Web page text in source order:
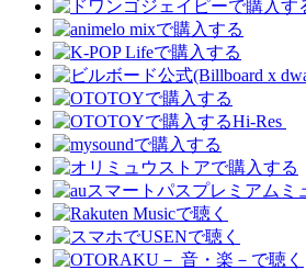
Hi-Res